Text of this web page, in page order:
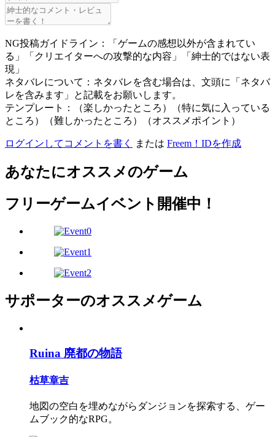
NG投稿ガイドライン：「ゲームの感想以外が含まれてい
る」「クリエイターへの攻撃的な内容」「紳士的ではない表
現」
ネタバレについて：ネタバレを含む場合は、文頭に「ネタバ
レを含みます」と記載をお願いします。
テンプレート：（楽しかったところ）（特に気に入っている
ところ）（難しかったところ）（オススメポイント）
ログインしてコメントを書く または Freem！IDを作成
あなたにオススメのゲーム
フリーゲームイベント開催中！
サポーターのオススメゲーム
Ruina 廃都の物語
枯草章吉
地図の空白を埋めながらダンジョンを探索する、ゲー
ムブック的なRPG。